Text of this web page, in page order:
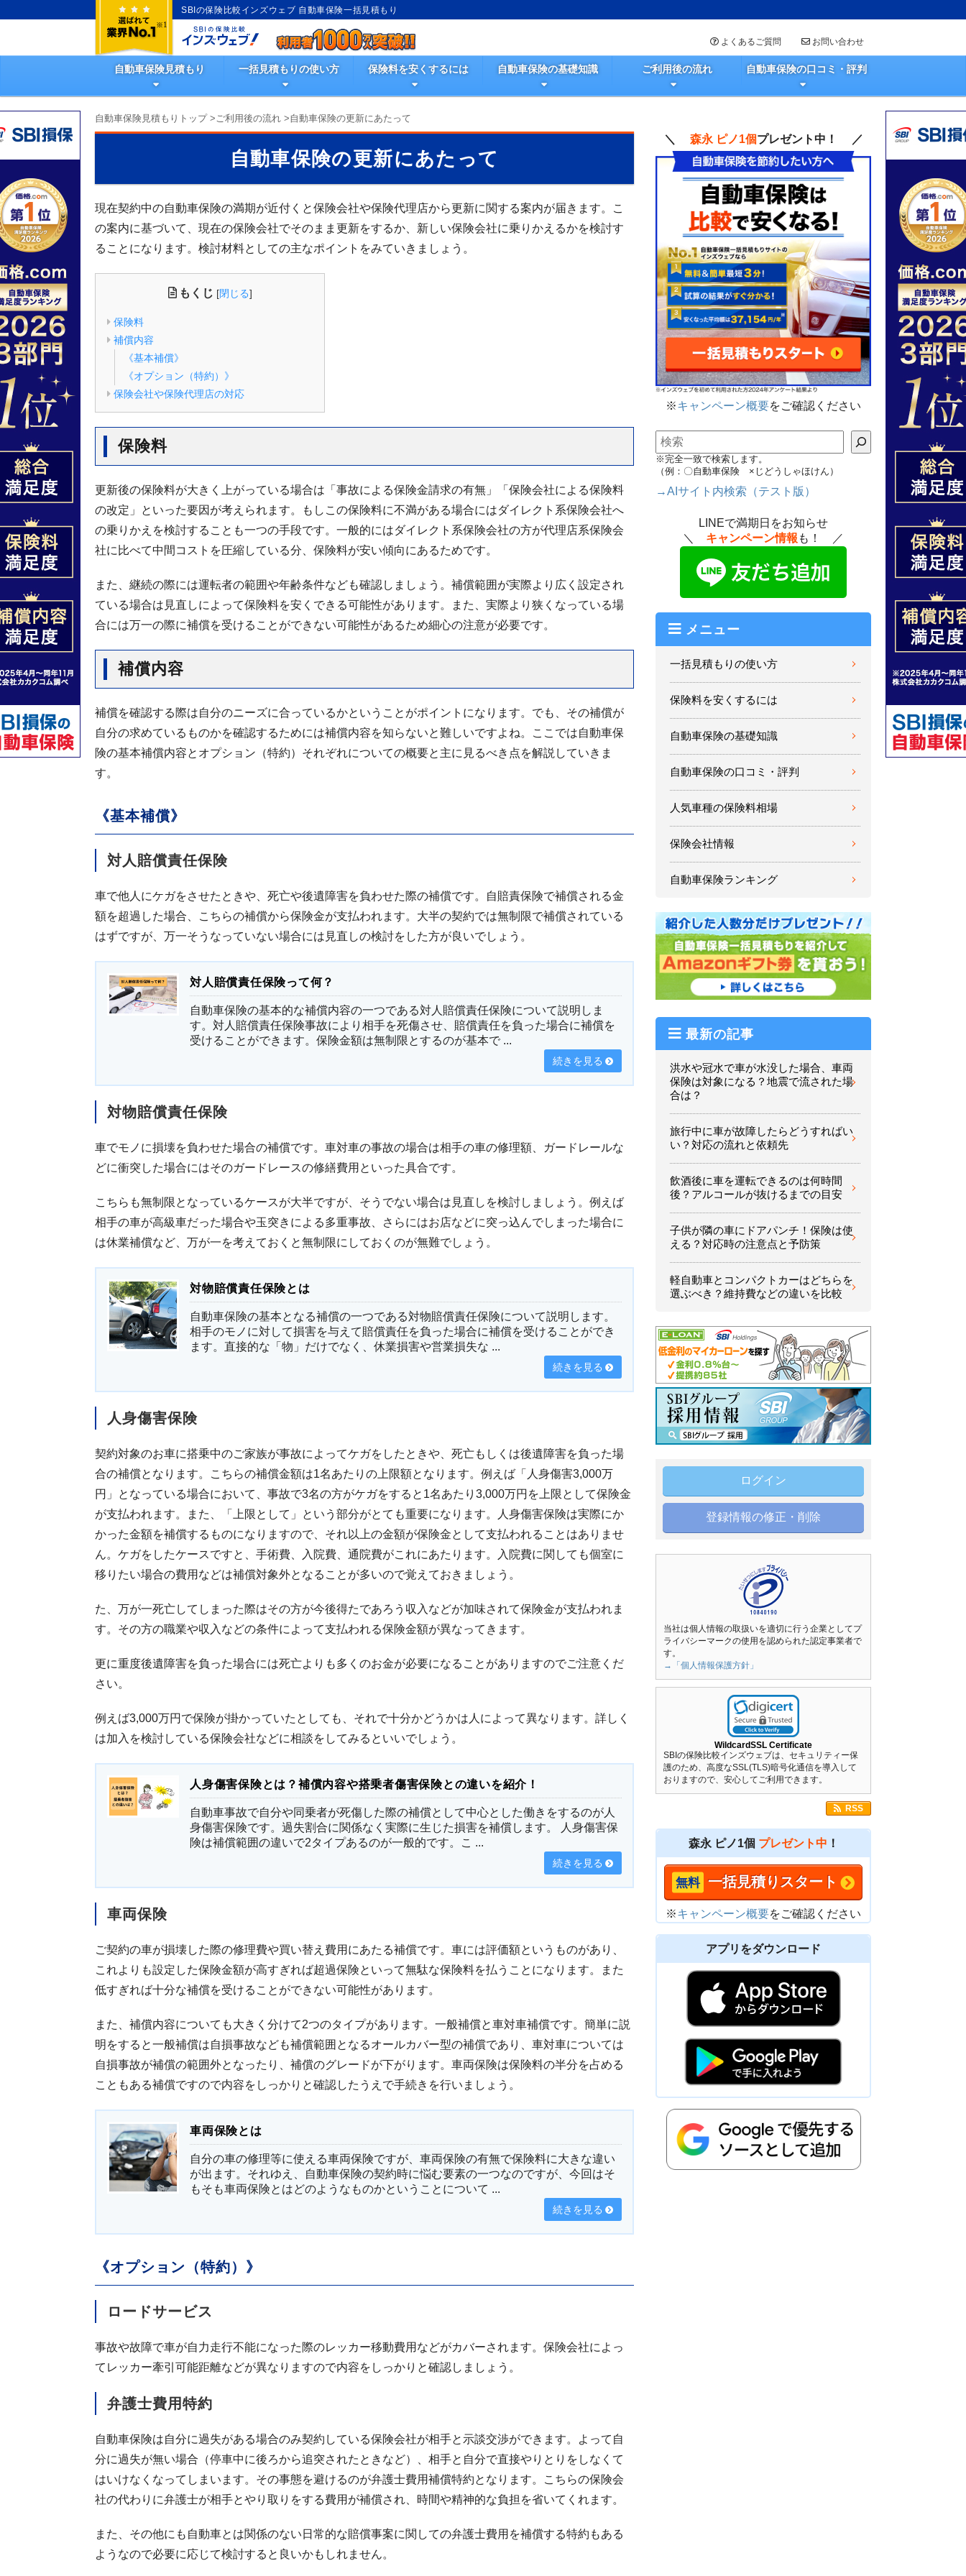
SBIの保険比較インズウェブ 自動車保険一括見積もり
よくあるご質問 お問い合わせ
自動車保険見積もり 一括見積もりの使い方 保険料を安くするには 自動車保険の基礎知識 ご利用後の流れ 自動車保険の口コミ・評判
自動車保険見積もりトップ>ご利用後の流れ >自動車保険の更新にあたって
自動車保険の更新にあたって
現在契約中の自動車保険の満期が近付くと保険会社や保険代理店から更新に関する案内が届きます。こ
の案内に基づいて、現在の保険会社でそのまま更新をするか、新しい保険会社に乗りかえるかを検討す
ることになります。検討材料としての主なポイントをみていきましょう。
もくじ [閉じる]
保険料
補償内容
《基本補償》
《オプション（特約）》
保険会社や保険代理店の対応
保険料
更新後の保険料が大きく上がっている場合は「事故による保険金請求の有無」「保険会社による保険料
の改定」といった要因が考えられます。もしこの保険料に不満がある場合にはダイレクト系保険会社へ
の乗りかえを検討することも一つの手段です。一般的にはダイレクト系保険会社の方が代理店系保険会
社に比べて中間コストを圧縮している分、保険料が安い傾向にあるためです。
また、継続の際には運転者の範囲や年齢条件なども確認しましょう。補償範囲が実際より広く設定され
ている場合は見直しによって保険料を安くできる可能性があります。また、実際より狭くなっている場
合には万一の際に補償を受けることができない可能性があるため細心の注意が必要です。
補償内容
補償を確認する際は自分のニーズに合っているかということがポイントになります。でも、その補償が
自分の求めているものかを確認するためには補償内容を知らないと難しいですよね。ここでは自動車保
険の基本補償内容とオプション（特約）それぞれについての概要と主に見るべき点を解説していきま
す。
《基本補償》
対人賠償責任保険
車で他人にケガをさせたときや、死亡や後遺障害を負わせた際の補償です。自賠責保険で補償される金
額を超過した場合、こちらの補償から保険金が支払われます。大半の契約では無制限で補償されている
はずですが、万一そうなっていない場合には見直しの検討をした方が良いでしょう。
対人賠償責任保険って何？
自動車保険の基本的な補償内容の一つである対人賠償責任保険について説明しま
す。対人賠償責任保険事故により相手を死傷させ、賠償責任を負った場合に補償を
受けることができます。保険金額は無制限とするのが基本で ...
続きを見る
対物賠償責任保険
車でモノに損壊を負わせた場合の補償です。車対車の事故の場合は相手の車の修理額、ガードレールな
どに衝突した場合にはそのガードレースの修繕費用といった具合です。
こちらも無制限となっているケースが大半ですが、そうでない場合は見直しを検討しましょう。例えば
相手の車が高級車だった場合や玉突きによる多重事故、さらにはお店などに突っ込んでしまった場合に
は休業補償など、万が一を考えておくと無制限にしておくのが無難でしょう。
対物賠償責任保険とは
自動車保険の基本となる補償の一つである対物賠償責任保険について説明します。
相手のモノに対して損害を与えて賠償責任を負った場合に補償を受けることができ
ます。直接的な「物」だけでなく、休業損害や営業損失な ...
続きを見る
人身傷害保険
契約対象のお車に搭乗中のご家族が事故によってケガをしたときや、死亡もしくは後遺障害を負った場
合の補償となります。こちらの補償金額は1名あたりの上限額となります。例えば「人身傷害3,000万
円」となっている場合において、事故で3名の方がケガをすると1名あたり3,000万円を上限として保険金
が支払われます。また、「上限として」という部分がとても重要になります。人身傷害保険は実際にか
かった金額を補償するものになりますので、それ以上の金額が保険金として支払われることはありませ
ん。ケガをしたケースですと、手術費、入院費、通院費がこれにあたります。入院費に関しても個室に
移りたい場合の費用などは補償対象外となることが多いので覚えておきましょう。
た、万が一死亡してしまった際はその方が今後得たであろう収入などが加味されて保険金が支払われま
す。その方の職業や収入などの条件によって支払われる保険金額が異なってきます。
更に重度後遺障害を負った場合には死亡よりも多くのお金が必要になることがありますのでご注意くだ
さい。
例えば3,000万円で保険が掛かっていたとしても、それで十分かどうかは人によって異なります。詳しく
は加入を検討している保険会社などに相談をしてみるといいでしょう。
人身傷害保険とは？補償内容や搭乗者傷害保険との違いを紹介！
自動車事故で自分や同乗者が死傷した際の補償として中心とした働きをするのが人
身傷害保険です。過失割合に関係なく実際に生じた損害を補償します。 人身傷害保
険は補償範囲の違いで2タイプあるのが一般的です。こ ...
続きを見る
車両保険
ご契約の車が損壊した際の修理費や買い替え費用にあたる補償です。車には評価額というものがあり、
これよりも設定した保険金額が高すぎれば超過保険といって無駄な保険料を払うことになります。また
低すぎれば十分な補償を受けることができない可能性があります。
また、補償内容についても大きく分けて2つのタイプがあります。一般補償と車対車補償です。簡単に説
明をすると一般補償は自損事故なども補償範囲となるオールカバー型の補償であり、車対車については
自損事故が補償の範囲外となったり、補償のグレードが下がります。車両保険は保険料の半分を占める
こともある補償ですので内容をしっかりと確認したうえで手続きを行いましょう。
車両保険とは
自分の車の修理等に使える車両保険ですが、車両保険の有無で保険料に大きな違い
が出ます。それゆえ、自動車保険の契約時に悩む要素の一つなのですが、今回はそ
もそも車両保険とはどのようなものかということについて ...
続きを見る
《オプション（特約）》
ロードサービス
事故や故障で車が自力走行不能になった際のレッカー移動費用などがカバーされます。保険会社によっ
てレッカー牽引可能距離などが異なりますので内容をしっかりと確認しましょう。
弁護士費用特約
自動車保険は自分に過失がある場合のみ契約している保険会社が相手と示談交渉ができます。よって自
分に過失が無い場合（停車中に後ろから追突されたときなど）、相手と自分で直接やりとりをしなくて
はいけなくなってしまいます。その事態を避けるのが弁護士費用補償特約となります。こちらの保険会
社の代わりに弁護士が相手とやり取りをする費用が補償され、時間や精神的な負担を省いてくれます。
また、その他にも自動車とは関係のない日常的な賠償事案に関しての弁護士費用を補償する特約もある
ようなので必要に応じて検討すると良いかもしれません。
＼ 森永 ピノ1個プレゼント中！ ／
※キャンペーン概要をご確認ください
検索
※完全一致で検索します。
（例：〇自動車保険 ×じどうしゃほけん）
→AIサイト内検索（テスト版）
LINEで満期日をお知らせ
＼ キャンペーン情報 も！ ／
メニュー
一括見積もりの使い方
保険料を安くするには
自動車保険の基礎知識
自動車保険の口コミ・評判
人気車種の保険料相場
保険会社情報
自動車保険ランキング
最新の記事
洪水や冠水で車が水没した場合、車両
保険は対象になる？地震で流された場
合は？
旅行中に車が故障したらどうすればい
い？対応の流れと依頼先
飲酒後に車を運転できるのは何時間
後？アルコールが抜けるまでの目安
子供が隣の車にドアパンチ！保険は使
える？対応時の注意点と予防策
軽自動車とコンパクトカーはどちらを
選ぶべき？維持費などの違いを比較
ログイン
登録情報の修正・削除
当社は個人情報の取扱いを適切に行う企業としてプ
ライバシーマークの使用を認められた認定事業者で
す。
→「個人情報保護方針」
WildcardSSL Certificate
SBIの保険比較インズウェブは、セキュリティー保
護のため、高度なSSL(TLS)暗号化通信を導入して
おりますので、安心してご利用できます。
RSS
森永 ピノ1個 プレゼント中 ！
一括見積りスタート
※キャンペーン概要をご確認ください
アプリをダウンロード